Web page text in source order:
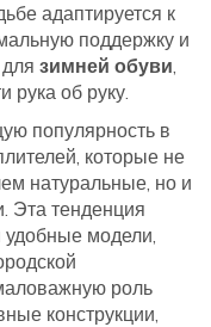
адаптируется к
поддержку и
зимней обуви,
рука об руку.
популярность в
которые не
натуральные, но и
Эта тенденция
удобные модели,
роль
конструкции,